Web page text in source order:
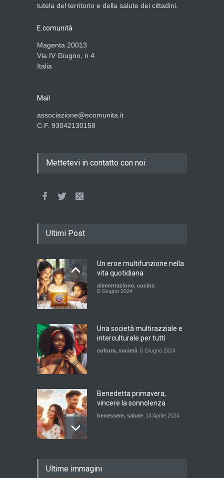
tutela del territorio e della salute dei cittadini.
E.comunità
Magenta 20013
Via IV Giugno, n 4
Italia
Mail
associazione@ecomunita.it
C.F. 93042130158
Mettetevi in contatto con noi
Ultimi Post
Un eroe multifunzione nella
vita quotidiana
alimentazione, cucina
8 Giugno 2024
Una società multirazziale e
interculturale per tutti
cultura, società 5 Giugno 2024
Benedetta primavera,
vincere la sonnolenza
benessere, salute 14 Aprile 2024
una vera amicizia
Ultime immagini